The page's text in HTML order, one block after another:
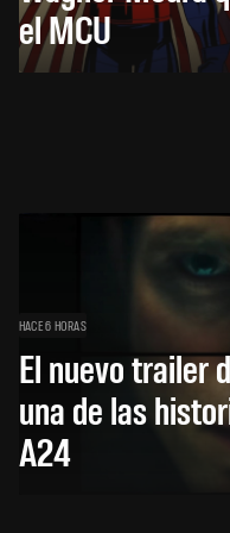
el MCU
HACE 6 HORAS
El nuevo trailer
una de las
A24